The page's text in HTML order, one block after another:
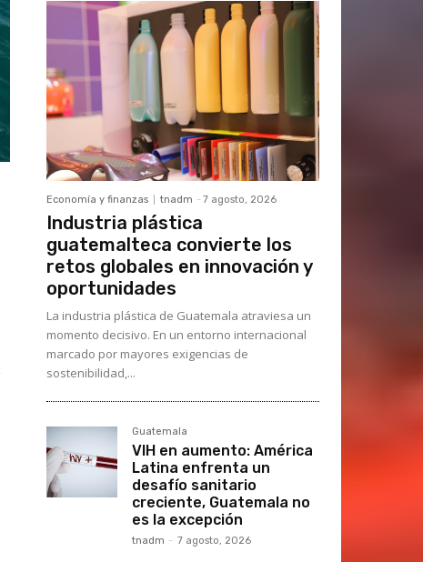
Economía y finanzas tnadm - 7 agosto, 2026
Industria plástica
guatemalteca convierte los
retos globales en innovación y
oportunidades
La industria plástica de Guatemala atraviesa un
momento decisivo. En un entorno internacional
marcado por mayores exigencias de
sostenibilidad,...
Guatemala
VIH en aumento: América
Latina enfrenta un
desafío sanitario
creciente, Guatemala no
es la excepción
tnadm - 7 agosto, 2026